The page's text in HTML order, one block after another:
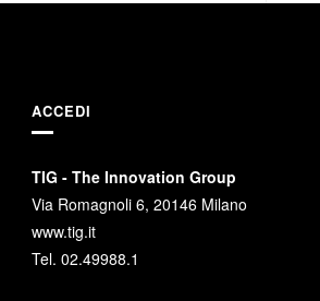
ACCEDI
TIG - The Innovation Group
Via Romagnoli 6, 20146 Milano
www.tig.it
Tel. 02.49988.1